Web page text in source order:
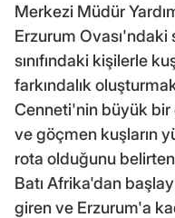
Merkezi Müdür
Erzurum
sınıfındaki kişilerle
farkındalık
Cenneti'nin büyük
ve göçmen kuşların
rota olduğunu
Batı Afrika'dan
giren ve Erzurum'a